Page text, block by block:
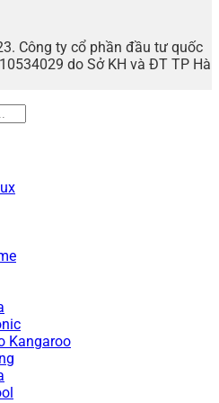
Công ty cổ phần đầu tư quốc
do Sở KH và ĐT TP Hà
Kangaroo